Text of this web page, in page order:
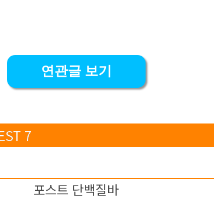
연관글 보기
7
포스트 단백질바